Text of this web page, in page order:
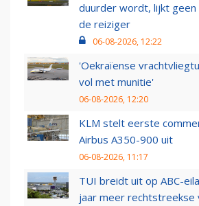
duurder wordt, lijkt
de reiziger
06-08-2026, 12:22
'Oekraïense
vol met munitie'
06-08-2026, 12:20
KLM stelt eerste
Airbus A350-900 uit
06-08-2026, 11:17
TUI breidt uit op ABC-
jaar meer rechtstreekse